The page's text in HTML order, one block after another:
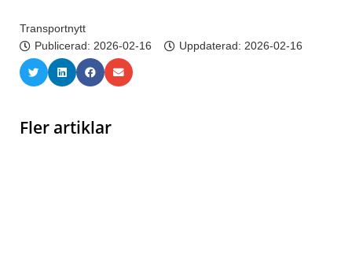
Transportnytt
Publicerad: 2026-02-16 Uppdaterad: 2026-02-16
Fler artiklar